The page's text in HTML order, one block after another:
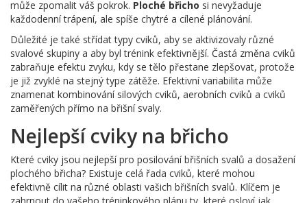
může zpomalit váš pokrok. Ploché břicho si nevyžaduje
každodenní trápení, ale spíše chytré a cílené plánování.
Důležité je také střídat typy cviků, aby se aktivizovaly různé
svalové skupiny a aby byl trénink efektivnější. Častá změna cviků
zabraňuje efektu zvyku, kdy se tělo přestane zlepšovat, protože
je již zvyklé na stejný type zátěže. Efektivní variabilita může
znamenat kombinování silových cviků, aerobních cviků a cviků
zaměřených přímo na břišní svaly.
Nejlepší cviky na břicho
Které cviky jsou nejlepší pro posilování břišních svalů a dosažení
plochého břicha? Existuje celá řada cviků, které mohou
efektivně cílit na různé oblasti vašich břišních svalů. Klíčem je
zahrnout do vašeho tréninkového plánu ty, které osloví jak